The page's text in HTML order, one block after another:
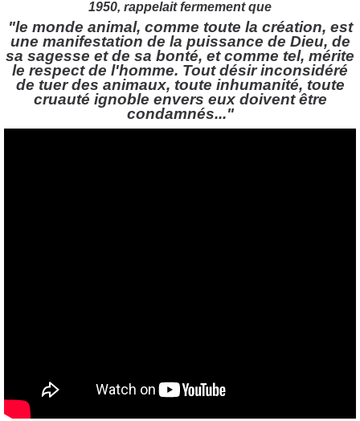
1950, rappelait fermement que
"le monde animal, comme toute la création, est
une manifestation de la puissance de Dieu, de
sa sagesse et de sa bonté, et comme tel, mérite
le respect de l'homme. Tout désir inconsidéré
de tuer des animaux, toute inhumanité, toute
cruauté ignoble envers eux doivent être
condamnés..."